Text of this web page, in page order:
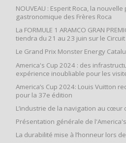
NOUVEAU : Esperit Roca, la
gastronomique des Frères Roca
La FORMULE 1 ARAMCO GRAN
tiendra du 21 au 23 juin sur le
Le Grand Prix Monster Energy
America's Cup 2024 : des
expérience inoubliable pour les
America’s Cup 2024: Louis Vuitton
pour la 37e édition
L’industrie de la navigation au cœur
Présentation générale de
La durabilité mise à l’honneur lors de